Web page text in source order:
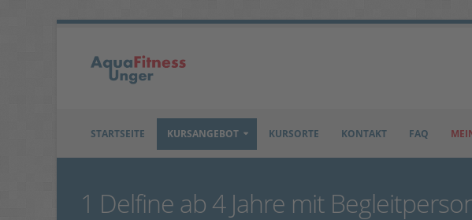
STARTSEITE KURSANGEBOT KURSORTE KONTAKT FAQ
1 Delfine ab 4 Jahre mit